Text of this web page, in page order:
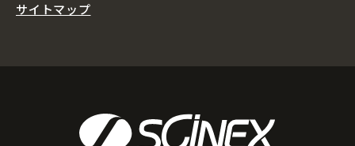
サイトマップ